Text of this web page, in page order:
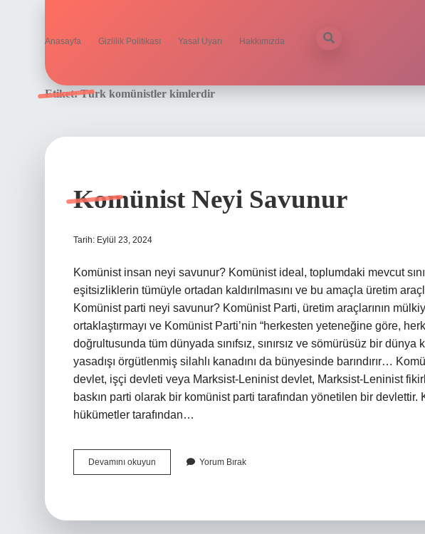
Anasayfa Gizlilik Politikası Yasal Uyarı Hakkımızda
Etiket:Türk komünistler kimlerdir
Komünist Neyi Savunur
Tarih: Eylül 23, 2024
Komünist insan neyi savunur? Komünist ideal, toplumdaki mevcut
eşitsizliklerin tümüyle ortadan kaldırılmasını ve bu amaçla üretim
Komünist parti neyi savunur? Komünist Parti, üretim araçlarının
ortaklaştırmayı ve Komünist Parti’nin “herkesten yeteneğine göre,
doğrultusunda tüm dünyada sınıfsız, sınırsız ve sömürüsüz bir
yasadışı örgütlenmiş silahlı kanadını da bünyesinde barındırır…
devlet, işçi devleti veya Marksist-Leninist devlet, Marksist-Leninist
baskın parti olarak bir komünist parti tarafından yönetilen bir devlettir.
hükümetler tarafından…
Devamını okuyun Komünist
Neyi
Yorum Bırak